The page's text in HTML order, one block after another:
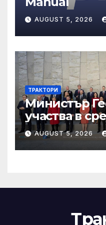
AUGUST 5, 2026
ТРАКТОРИ
Министър
участва в
министрите
работи на
AUGUST 5, 2026